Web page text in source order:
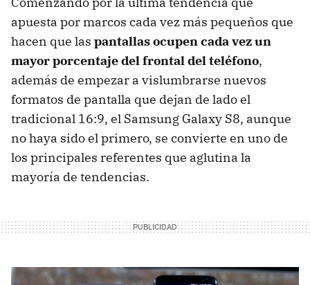
apuesta por marcos cada vez más pequeños que
hacen que las pantallas ocupen cada vez un
mayor porcentaje del frontal del teléfono,
además de empezar a vislumbrarse nuevos
formatos de pantalla que dejan de lado el
tradicional 16:9, el Samsung Galaxy S8, aunque
no haya sido el primero, se convierte en uno de
los principales referentes que aglutina la
mayoría de tendencias.